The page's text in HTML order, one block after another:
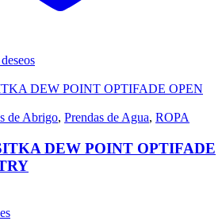
de Abrigo, Prendas de Agua, ROPA
DEW POINT OPTIFADE
Este